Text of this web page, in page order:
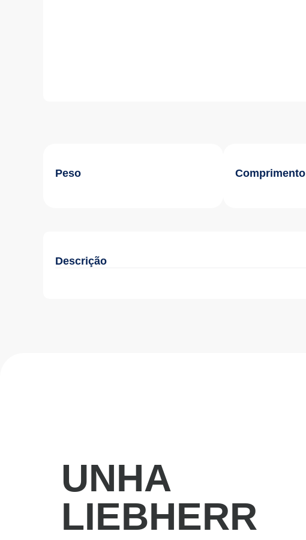
Peso Comprimento
Descrição
UNHA
LIEBHERR